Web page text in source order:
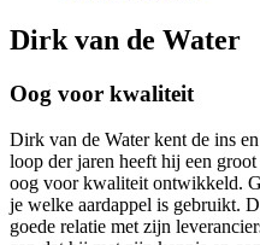
Dirk van de Water
Oog voor kwaliteit
Dirk van de Water kent de ins
loop der jaren heeft hij een
oog voor kwaliteit ontwikkeld.
je welke aardappel is gebruikt.
goede relatie met zijn